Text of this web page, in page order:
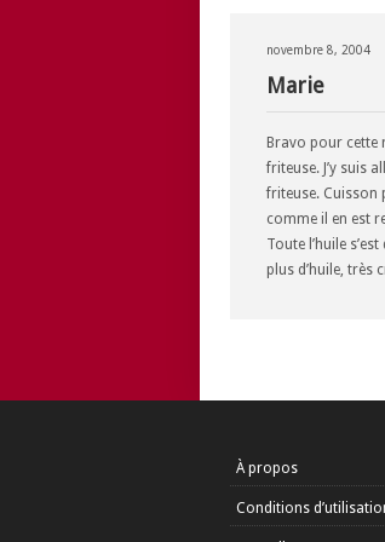
novembre 8, 2004
Marie
Bravo pour cette
friteuse. J’y suis
friteuse. Cuisson
comme il en est
Toute l’huile
plus d’huile, très
À propos
Conditions